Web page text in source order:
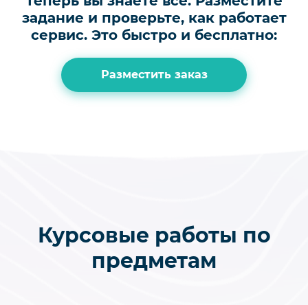
задание и проверьте, как работает
сервис. Это быстро и бесплатно:
Разместить заказ
Курсовые работы по
предметам